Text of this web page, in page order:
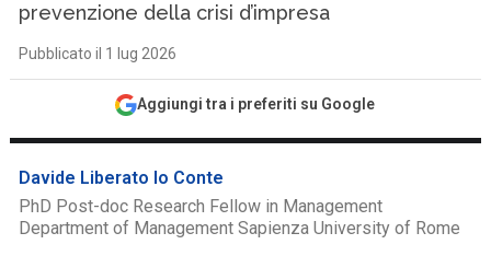
prevenzione della crisi d’impresa
Pubblicato il 1 lug 2026
Aggiungi tra i preferiti su Google
Davide Liberato lo Conte
PhD Post-doc Research Fellow in Management
Department of Management Sapienza University of Rome